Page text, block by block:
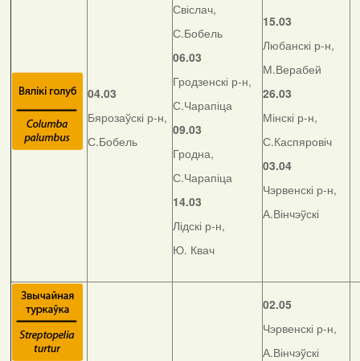
04.03
Бярозаўскі р-н,
С.Бобель
Свіслач,
С.Бобель
06.03
Гродзенскі р-н,
С.Чарапіца
09.03
Гродна,
С.Чарапіца
14.03
Лідскі р-н,
Ю. Квач
15.03
Любанскі р-н,
М.Верабей
26.03
Мінскі р-н,
С.Каспяровіч
03.04
Чэрвенскі р-н,
А.Вінчэўскі
02.05
Чэрвенскі р-н,
А.Вінчэўскі